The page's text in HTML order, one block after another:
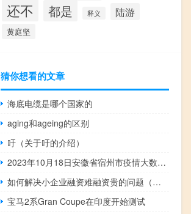
还不 都是 释义 陆游
黄庭坚
猜你想看的文章
海底电缆是哪个国家的
aging和ageing的区别
吁（关于吁的介绍）
2023年10月18日安徽省宿州市疫情大数据-今日/今天疫情全网搜索最新实时消息动态情况通知播报
如何解决小企业融资难融资贵的问题（小企业融资难的原因有哪些你在创业中遇到哪些这方面的困惑）
宝马2系Gran Coupe在印度开始测试